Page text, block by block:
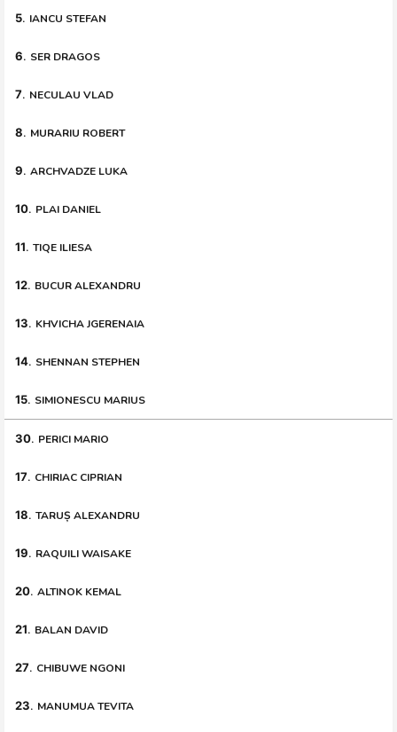
5. IANCU STEFAN
6. SER DRAGOS
7. NECULAU VLAD
8. MURARIU ROBERT
9. ARCHVADZE LUKA
10. PLAI DANIEL
11. TIQE ILIESA
12. BUCUR ALEXANDRU
13. KHVICHA JGERENAIA
14. SHENNAN STEPHEN
15. SIMIONESCU MARIUS
30. PERICI MARIO
17. CHIRIAC CIPRIAN
18. TARUȘ ALEXANDRU
19. RAQUILI WAISAKE
20. ALTINOK KEMAL
21. BALAN DAVID
27. CHIBUWE NGONI
23. MANUMUA TEVITA